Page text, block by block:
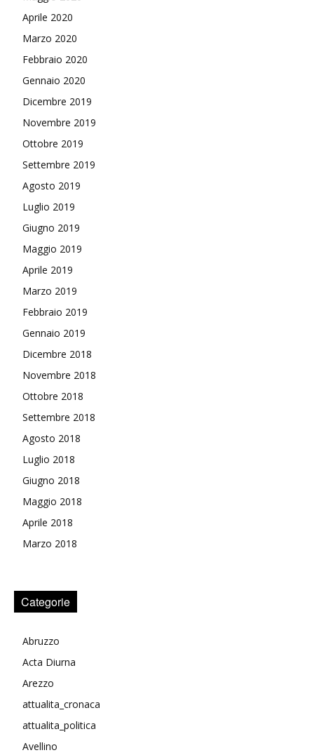
Aprile 2020
Marzo 2020
Febbraio 2020
Gennaio 2020
Dicembre 2019
Novembre 2019
Ottobre 2019
Settembre 2019
Agosto 2019
Luglio 2019
Giugno 2019
Maggio 2019
Aprile 2019
Marzo 2019
Febbraio 2019
Gennaio 2019
Dicembre 2018
Novembre 2018
Ottobre 2018
Settembre 2018
Agosto 2018
Luglio 2018
Giugno 2018
Maggio 2018
Aprile 2018
Marzo 2018
Categorie
Abruzzo
Acta Diurna
Arezzo
attualita_cronaca
attualita_politica
Avellino